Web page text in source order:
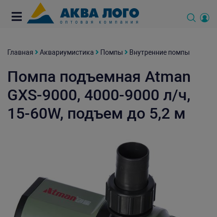
Главная Аквариумистика Помпы Внутренние помпы
Помпа подъемная Atman
GXS-9000, 4000-9000 л/ч,
15-60W, подъем до 5,2 м